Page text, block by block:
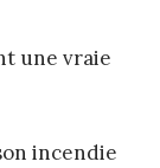
une vraie
incendie